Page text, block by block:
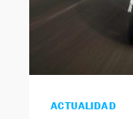
ACTUALIDAD